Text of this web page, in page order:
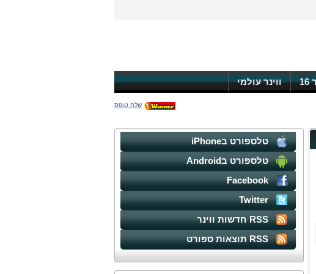
ווינר עולמי
שלח טופס
טלספורט בiPhone
טלספורט בAndroid
Facebook
Twitter
RSS חדשות ווינר
RSS תוצאות ספורט